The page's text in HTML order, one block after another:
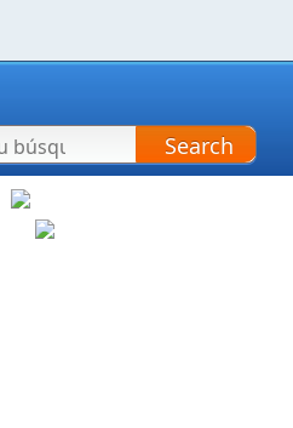
Search